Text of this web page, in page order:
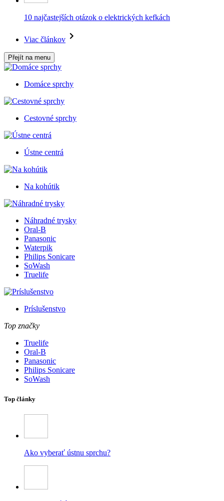
10 najčastejších otázok o elektrických kefkách
Viac článkov
Přejít na menu
Domáce sprchy
Cestovné sprchy
Ústne centrá
Na kohútik
Náhradné trysky
Oral-B
Panasonic
Waterpik
Philips Sonicare
SoWash
Truelife
Príslušenstvo
Top značky
Truelife
Oral-B
Panasonic
Philips Sonicare
SoWash
Top články
Ako vyberať ústnu sprchu?